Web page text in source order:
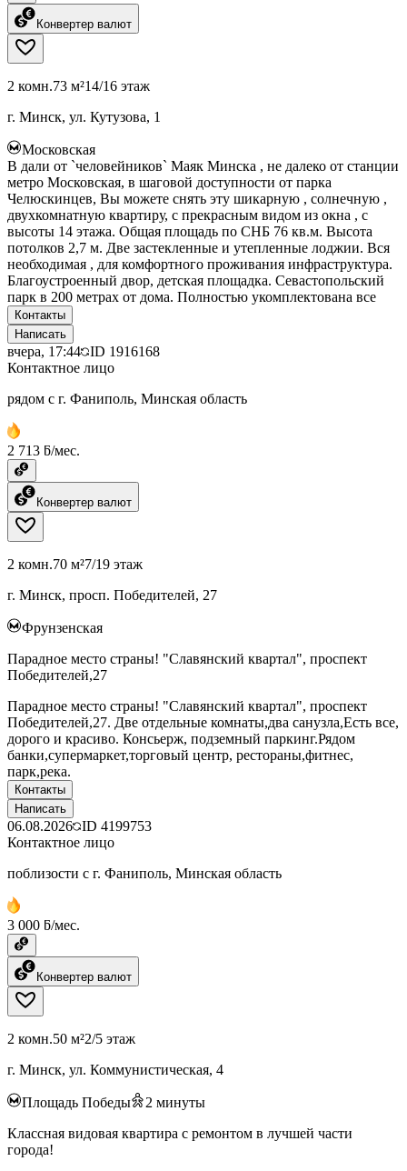
Конвертер валют
2 комн.73 м²14/16 этаж
г. Минск, ул. Кутузова, 1
Московская
В дали от `человейников` Маяк Минска , не далеко от станции
метро Московская, в шаговой доступности от парка
Челюскинцев, Вы можете снять эту шикарную , солнечную ,
двухкомнатную квартиру, с прекрасным видом из окна , с
высоты 14 этажа. Общая площадь по СНБ 76 кв.м. Высота
потолков 2,7 м. Две застекленные и утепленные лоджии. Вся
необходимая , для комфортного проживания инфраструктура.
Благоустроенный двор, детская площадка. Севастопольский
парк в 200 метрах от дома. Полностью укомплектована все
Контакты
Написать
вчера, 17:44 ID 1916168
Контактное лицо
рядом с г. Фаниполь, Минская область
2 713 ƃ/мес.
Конвертер валют
2 комн.70 м²7/19 этаж
г. Минск, просп. Победителей, 27
Фрунзенская
Парадное место страны! "Славянский квартал", проспект
Победителей,27
Парадное место страны! "Славянский квартал", проспект
Победителей,27. Две отдельные комнаты,два санузла,Есть все,
дорого и красиво. Консьерж, подземный паркинг.Рядом
банки,супермаркет,торговый центр, рестораны,фитнес,
парк,река.
Контакты
Написать
06.08.2026 ID 4199753
Контактное лицо
поблизости с г. Фаниполь, Минская область
3 000 ƃ/мес.
Конвертер валют
2 комн.50 м²2/5 этаж
г. Минск, ул. Коммунистическая, 4
Площадь Победы 2 минуты
Классная видовая квартира с ремонтом в лучшей части
города!